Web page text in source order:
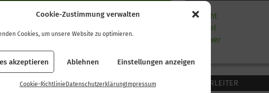
Cookie-Zustimmung verwalten
Cookies, um unsere Website zu optimieren.
akzeptieren Ablehnen Einstellungen anzeigen
Cookie-Richtlinie DatenschutzerklärungImpressum
20 – 35 Jahre
Leicht
Mittel
Schwer
TOURLEITER